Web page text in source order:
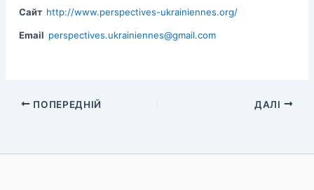
Сайт http://www.perspectives-ukrainiennes.org/
Email perspectives.ukrainiennes@gmail.com
ПОПЕРЕДНІЙ ДАЛІ